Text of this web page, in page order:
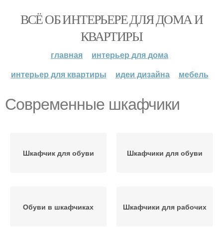
ВСЁ ОБ ИНТЕРЬЕРЕ ДЛЯ ДОМА И
КВАРТИРЫ
главная
интерьер для дома
интерьер для квартиры
идеи дизайна мебель
Современные шкафчики
Шкафчик для обуви Шкафчики для обуви
Обуви в шкафчиках Шкафчики для рабочих